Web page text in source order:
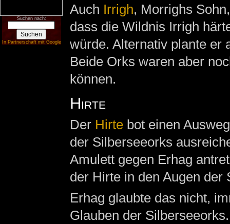
Suchen nach:
In Partnerschaft mit Google
Auch Irrigh, Morrighs
dass die Wildnis Irrigh
würde. Alternativ plante er
Beide Orks waren aber
können.
Hirte
Der Hirtebot einen
der Silberseeorks
Amulett gegen Erhag
der Hirte in den Augen der
Erhag glaubte das nicht,
Glauben der